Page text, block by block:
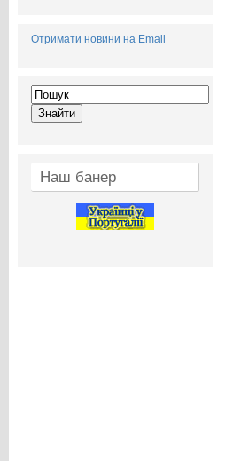
Отримати новини на Email
Наш банер